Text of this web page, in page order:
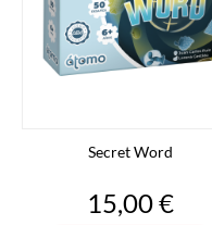
Secret Word
Precio
15,00 €